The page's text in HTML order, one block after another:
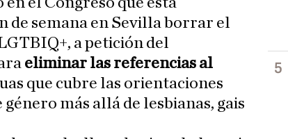
de semana en Sevilla borrar el
a petición del
eliminar las referencias al
que cubre las orientaciones
más allá de lesbianas, gais